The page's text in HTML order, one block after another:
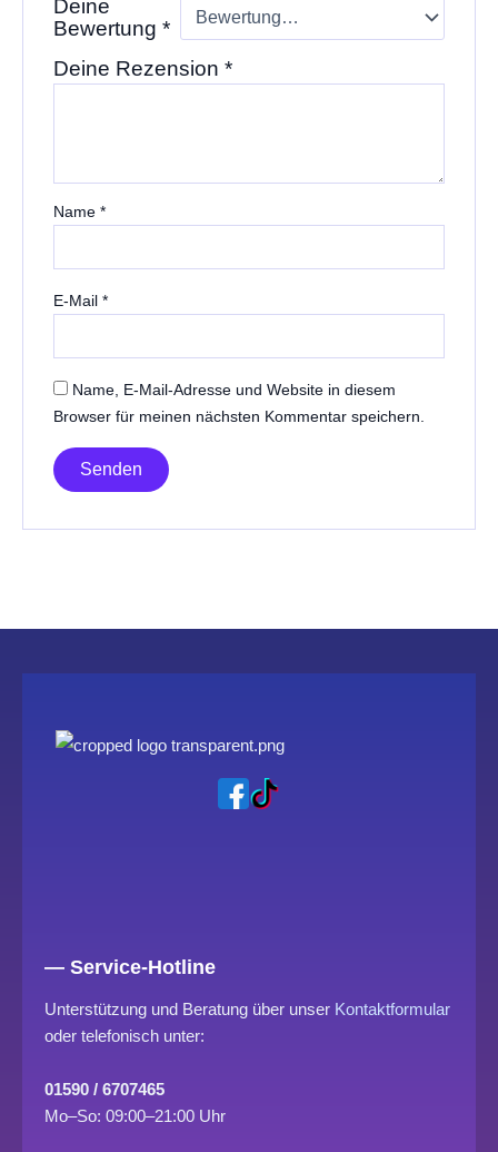
Deine
Bewertung *
Deine Rezension *
Name *
E-Mail *
Name, E-Mail-Adresse und Website in diesem
Browser für meinen nächsten Kommentar speichern.
— Service-Hotline
Unterstützung und Beratung über unser Kontaktformular
oder telefonisch unter:
01590 / 6707465
Mo–So: 09:00–21:00 Uhr